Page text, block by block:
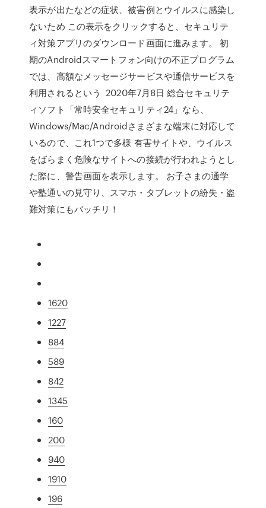
表示が出たなどの症状、被害例とウイルスに感染し
ないため この表示をクリックすると、セキュリテ
ィ対策アプリのダウンロード画面に進みます。 初
期のAndroidスマートフォン向けの不正プログラム
では、高額なメッセージサービスや通信サービスを
利用されるという 2020年7月8日 総合セキュリテ
ィソフト「常時安全セキュリティ24」なら、
Windows/Mac/Androidさまざまな端末に対応して
いるので、これ1つで多様 有害サイトや、ウイルス
をばらまく危険なサイトへの接続が行われようとし
た際に、警告画面を表示します。 お子さまの通学
や塾通いの見守り、スマホ・タブレットの紛失・盗
難対策にもバッチリ！
1620
1227
884
589
842
1345
160
200
940
1910
196